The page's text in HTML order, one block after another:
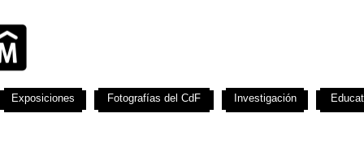
Exposiciones Fotografías del CdF Investigación